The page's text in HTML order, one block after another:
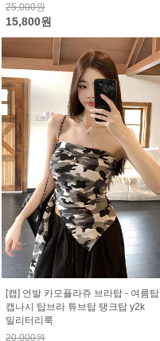
25,000원
15,800원
[캡] 언발 카모플라쥬 브라탑 - 여름탑
캡나시 탑브라 튜브탑 탱크탑 y2k
밀리터리룩
20,000원